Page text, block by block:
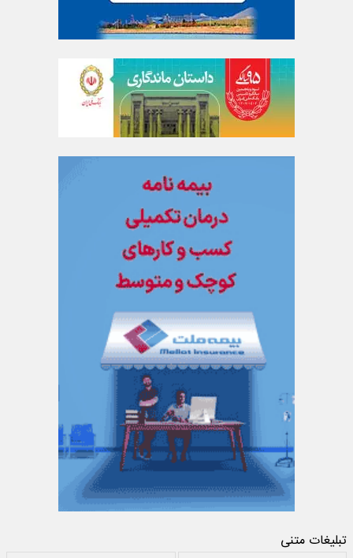
تبلیغات متنی